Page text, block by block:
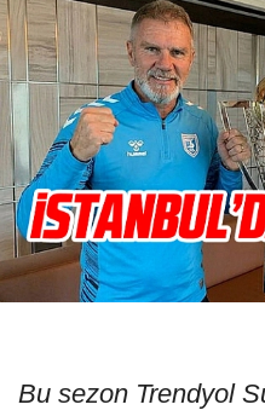
Bu sezon Trendyol